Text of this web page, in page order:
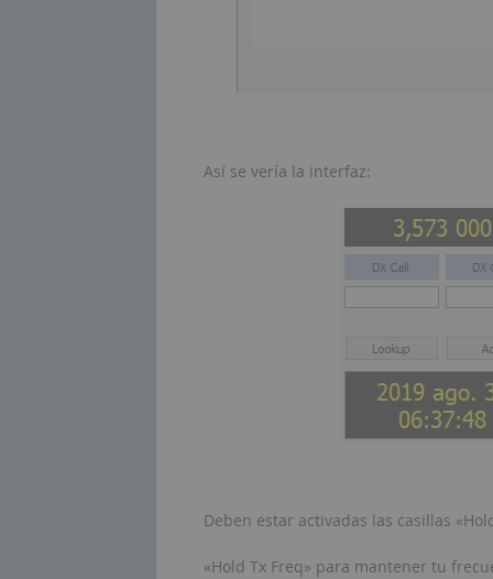
Así se vería la interfaz:
Deben estar activadas las casillas
«Hold Tx Freq» para mantener tu